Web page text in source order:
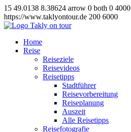
15 49.0138 8.38624 arrow 0 both 0 4000
https://www.taklyontour.de 200 6000
Home
Reise
Reiseziele
Reisevideos
Reisetipps
Stadtführer
Reisevorbereitung
Reiseplanung
Auszeit
Alle Reisetipps
Reisefotografie